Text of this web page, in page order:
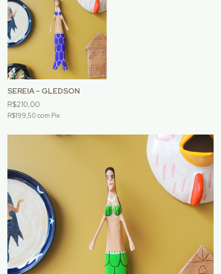
SEREIA - GLEDSON
R$210,00
R$199,50 com Pix